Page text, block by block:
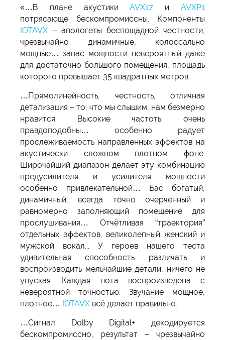
«…В плане акустикиAVX17 иAVXP1
потрясающе бескомпромиссны. Компоненты
IOTAVX – апологеты беспощадной честности,
чрезвычайно динамичные, колоссально
мощные… запас мощности невероятный даже
для достаточно большого помещения, площадь
которого превышает 35 квадратных метров.
…Прямолинейность, честность, отличная
детализация – то, что мы слышим, нам безмерно
нравится. Высокие частоты очень
правдоподобны… особенно радует
прослеживаемость направленных эффектов на
акустически сложном плотном фоне.
Широчайший диапазон делает эту комбинацию
предусилителя и усилителя мощности
особенно привлекательной… Бас богатый,
динамичный, всегда точно очерченный и
равномерно заполняющий помещение для
прослушивания… Отчётливая “траектория”
отдельных эффектов, великолепный женский и
мужской вокал... У героев нашего теста
удивительная способность различать и
воспроизводить мельчайшие детали, ничего не
упуская. Каждая нота воспроизведена с
невероятной точностью. Звучание мощное,
плотное… IOTAVX всё делает правильно.
…Сигнал Dolby Digital+ декодируется
бескомпромиссно, результат – чрезвычайно